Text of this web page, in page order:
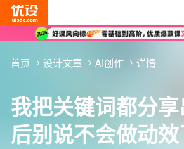
我把关键词都分
后别说不会做动
首页 设计文章 AI创作 详情